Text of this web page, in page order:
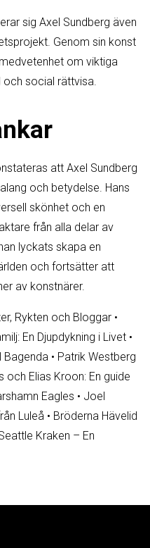
sig Axel Sundberg även
Genom sin konst
om viktiga
social rättvisa.
att Axel Sundberg
och betydelse. Hans
skönhet och en
från alla delar av
lyckats skapa en
och fortsätter att
av konstnärer.
Rykten och Bloggar •
En Djupdykning i Livet •
Bagenda • Patrik Westberg
och Elias Kroon: En guide
Eagles • Joel
Luleå • Bröderna Hävelid
Kraken – En